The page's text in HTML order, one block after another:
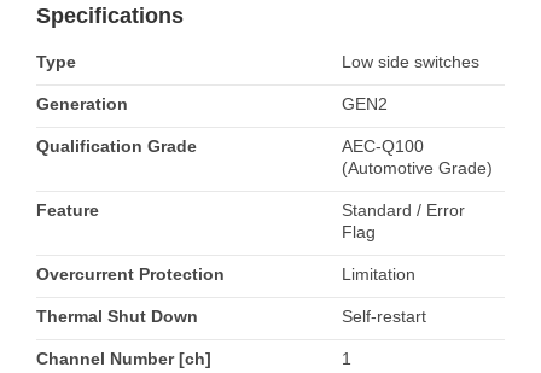
Specifications
Type Low side switches
Generation GEN2
Qualification Grade
AEC-Q100
(Automotive Grade)
Feature
Standard / Error
Flag
Overcurrent Protection Limitation
Thermal Shut Down Self-restart
Channel Number [ch] 1